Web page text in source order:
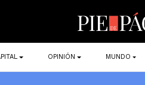
OPINIÓN MUNDO